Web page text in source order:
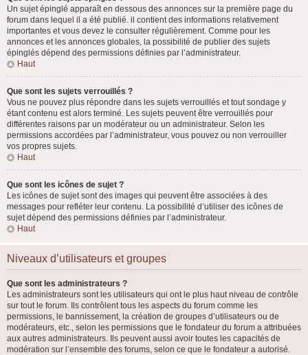
Un sujet épinglé apparaît en dessous des annonces sur la première page du
forum dans lequel il a été publié. il contient des informations relativement
importantes et vous devez le consulter régulièrement. Comme pour les
annonces et les annonces globales, la possibilité de publier des sujets
épinglés dépend des permissions définies par l’administrateur.
Haut
Que sont les sujets verrouillés ?
Vous ne pouvez plus répondre dans les sujets verrouillés et tout sondage y
étant contenu est alors terminé. Les sujets peuvent être verrouillés pour
différentes raisons par un modérateur ou un administrateur. Selon les
permissions accordées par l’administrateur, vous pouvez ou non verrouiller
vos propres sujets.
Haut
Que sont les icônes de sujet ?
Les icônes de sujet sont des images qui peuvent être associées à des
messages pour refléter leur contenu. La possibilité d’utiliser des icônes de
sujet dépend des permissions définies par l’administrateur.
Haut
Niveaux d’utilisateurs et groupes
Que sont les administrateurs ?
Les administrateurs sont les utilisateurs qui ont le plus haut niveau de contrôle
sur tout le forum. Ils contrôlent tous les aspects du forum comme les
permissions, le bannissement, la création de groupes d’utilisateurs ou de
modérateurs, etc., selon les permissions que le fondateur du forum a attribuées
aux autres administrateurs. Ils peuvent aussi avoir toutes les capacités de
modération sur l’ensemble des forums, selon ce que le fondateur a autorisé.